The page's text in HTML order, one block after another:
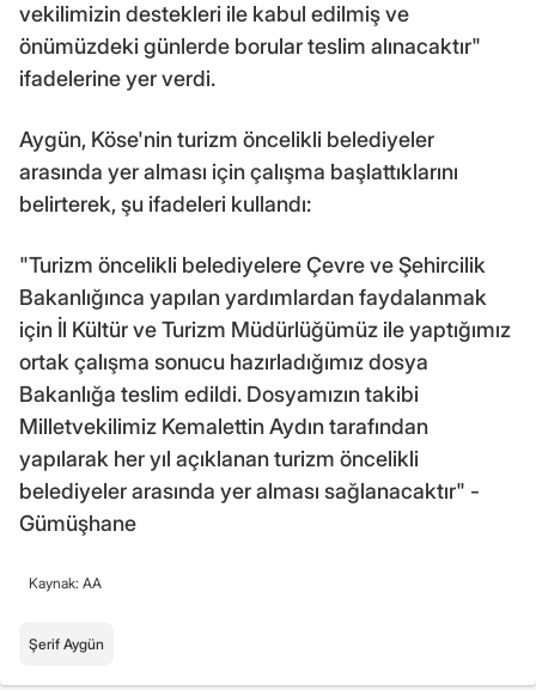
vekilimizin destekleri ile kabul edilmiş ve
önümüzdeki günlerde borular teslim alınacaktır"
ifadelerine yer verdi.
Aygün, Köse'nin turizm öncelikli belediyeler
arasında yer alması için çalışma başlattıklarını
belirterek, şu ifadeleri kullandı:
"Turizm öncelikli belediyelere Çevre ve Şehircilik
Bakanlığınca yapılan yardımlardan faydalanmak
için İl Kültür ve Turizm Müdürlüğümüz ile yaptığımız
ortak çalışma sonucu hazırladığımız dosya
Bakanlığa teslim edildi. Dosyamızın takibi
Milletvekilimiz Kemalettin Aydın tarafından
yapılarak her yıl açıklanan turizm öncelikli
belediyeler arasında yer alması sağlanacaktır" -
Gümüşhane
Kaynak: AA
Şerif Aygün